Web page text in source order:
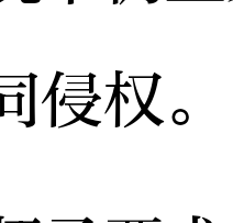
侵权。